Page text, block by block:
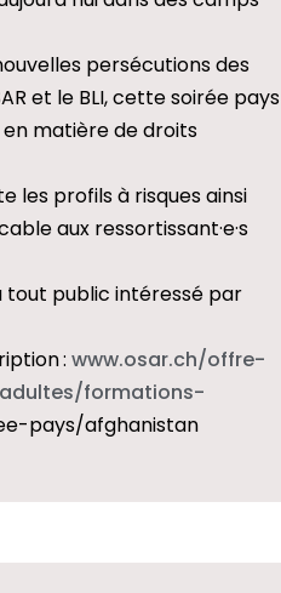
persécutions des
et le BLI, cette soirée pays
matière de droits
les profils à risques ainsi
aux ressortissant·e·s
tout public intéressé par
: www.osar.ch/offre-
formations-
pays/afghanistan